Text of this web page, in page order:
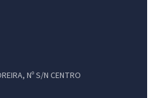
Nº S/N CENTRO